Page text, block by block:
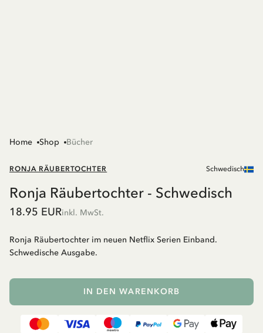
Home Shop Bücher
RONJA RÄUBERTOCHTER Schwedisch
Ronja Räubertochter - Schwedisch
18.95 EURinkl. MwSt.
Ronja Räubertochter im neuen Netflix Serien Einband.
Schwedische Ausgabe.
IN DEN WARENKORB